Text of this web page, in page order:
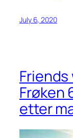
July 6, 2020
Frøken
etter